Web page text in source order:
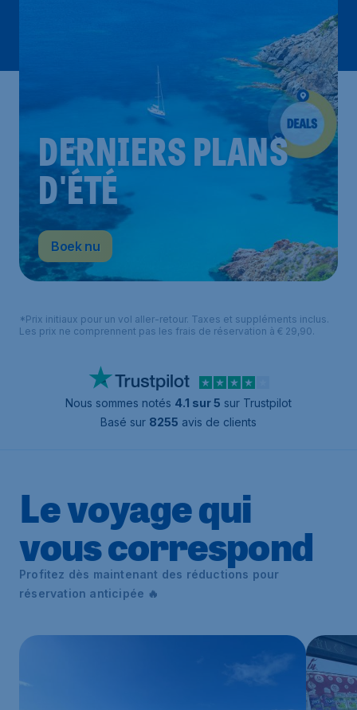
DERNIERS PLANS
D'ÉTÉ
Boek nu
*Prix initiaux pour un vol aller-retour. Taxes et suppléments inclus.
Les prix ne comprennent pas les frais de réservation à € 29,90.
Nous sommes notés 4.1 sur 5 sur Trustpilot
Basé sur 8255 avis de clients
Le voyage qui
vous correspond
Profitez dès maintenant des réductions pour
réservation anticipée 🔥